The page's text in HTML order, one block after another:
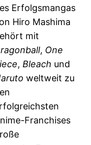
Erfolgsmangas
Hiro Mashima
mit
, One
,Bleach und
weltweit zu
Franchises